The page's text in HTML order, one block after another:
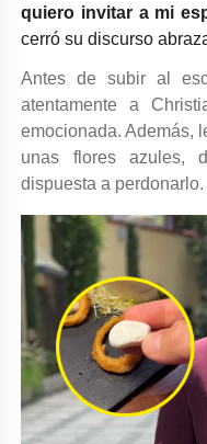
quiero invitar a mi
cerró su discurso
Antes de subir al
atentamente a
emocionada. Además,
unas flores azules,
dispuesta a perdonarlo.